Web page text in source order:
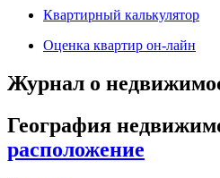
Квартирный калькулятор
Оценка квартир он-лайн
Журнал о
География
расположение